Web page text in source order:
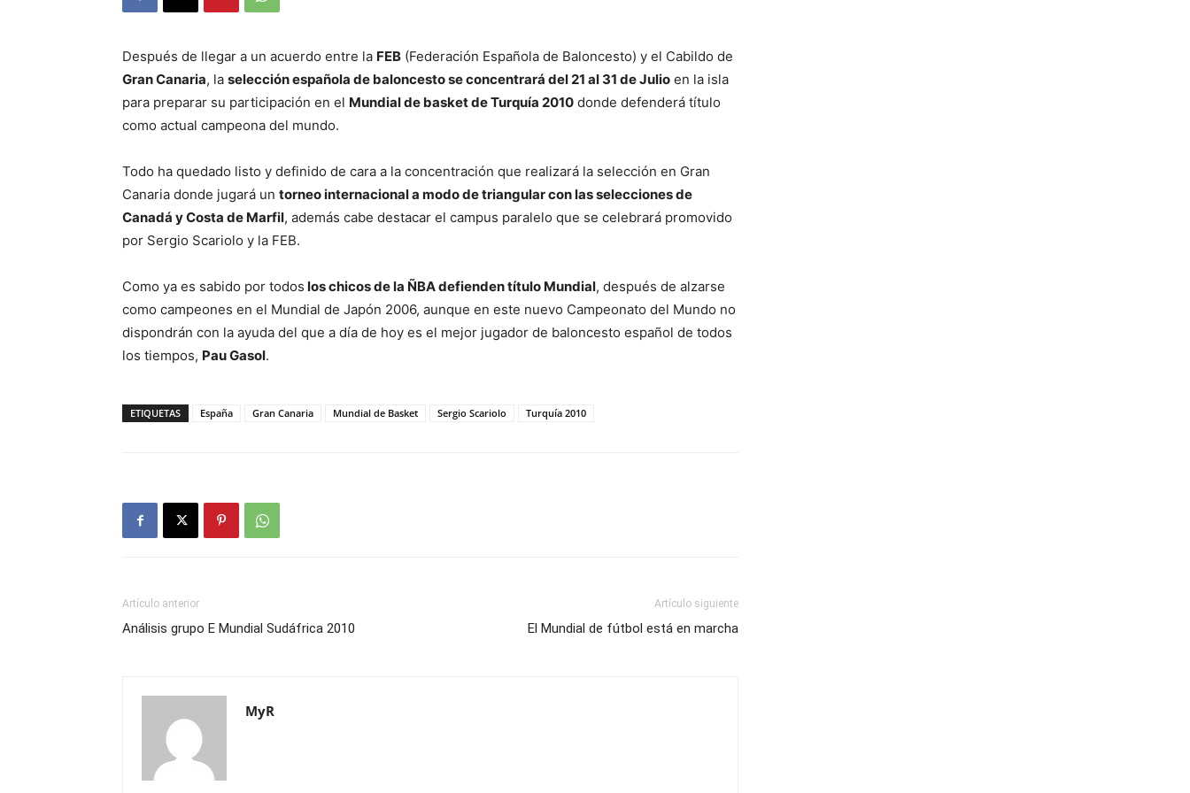
Después de llegar a un acuerdo entre la FEB (Federación Española de Baloncesto) y el Cabildo de
Gran Canaria, la selección española de baloncesto se concentrará del 21 al 31 de Julio en la isla
para preparar su participación en el Mundial de basket de Turquía 2010 donde defenderá título
como actual campeona del mundo.
Todo ha quedado listo y definido de cara a la concentración que realizará la selección en Gran
Canaria donde jugará un torneo internacional a modo de triangular con las selecciones de
Canadá y Costa de Marfil, además cabe destacar el campus paralelo que se celebrará promovido
por Sergio Scariolo y la FEB.
Como ya es sabido por todos los chicos de la ÑBA defienden título Mundial, después de alzarse
como campeones en el Mundial de Japón 2006, aunque en este nuevo Campeonato del Mundo no
dispondrán con la ayuda del que a día de hoy es el mejor jugador de baloncesto español de todos
los tiempos, Pau Gasol.
ETIQUETAS España Gran Canaria Mundial de Basket Sergio Scariolo Turquía 2010
Artículo anterior
Análisis grupo E Mundial Sudáfrica 2010
Artículo siguiente
El Mundial de fútbol está en marcha
MyR